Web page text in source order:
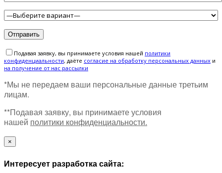
Подавая заявку, вы принимаете условия нашей политики
конфиденциальности, даёте cогласие на обработку персональных данных и
на получение от нас рассылки
*Мы не передаем ваши персональные данные третьим
лицам.
**Подавая заявку, вы принимаете условия
нашей политики конфиденциальности.
×
Интересует разработка сайта: